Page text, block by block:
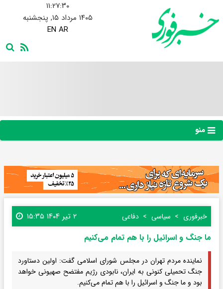
۱۱:۲۷:۳۱
۱۴۰۵ مرداد ۱۵, پنجشنبه
EN AR
منو
خبرفوری سیاسی دفاعی ۲ تیر ۱۴۰۴ ۱۵:۳۵
ما جنگ و اسرائیل را با هم تمام می‌کنیم
نماینده مردم تهران در مجلس شورای اسلامی گفت: اولین دستاورد
جنگ تحمیلی کنونی به ایران، نابودی رژیم مفتضح صهیونی خواهد
بود و ما جنگ و اسرائیل را با هم تمام می‌کنیم.